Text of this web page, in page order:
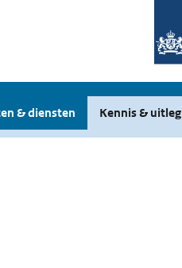
& diensten Kennis & uitleg